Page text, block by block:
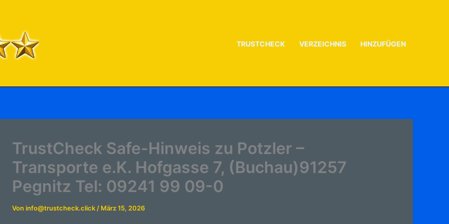
TRUSTCHECK VERZEICHNIS HINZUFÜGEN
TrustCheck Safe-Hinweis zu Potzler –
Transporte e.K. Hofgasse 7, (Buchau)91257
Pegnitz Tel: 09241 99 09-0
Von info@trustcheck.click / März 15, 2026